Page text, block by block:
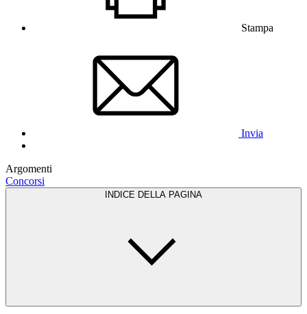
Stampa
Invia
Argomenti
Concorsi
INDICE DELLA PAGINA